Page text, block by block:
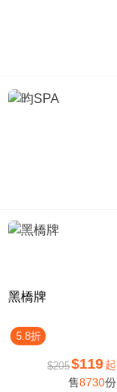
黑橋牌
5.8折
$205$119 起
售8730份